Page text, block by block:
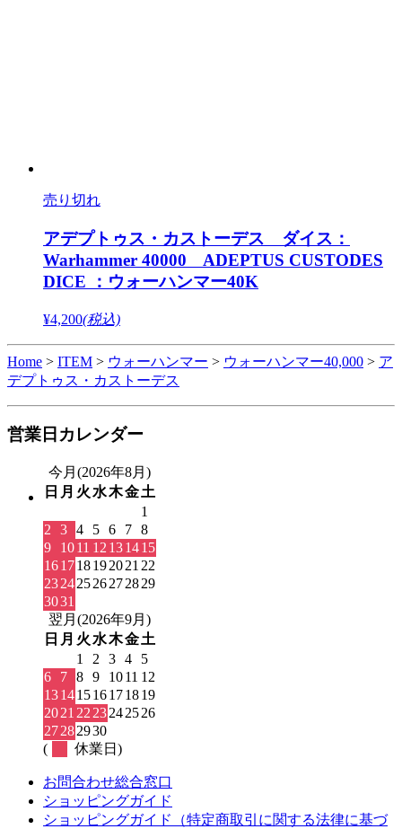
売り切れ
アデプトゥス・カストーデス ダイス：
Warhammer 40000 ADEPTUS CUSTODES
DICE ：ウォーハンマー40K
¥4,200(税込)
Home > ITEM > ウォーハンマー > ウォーハンマー40,000 > ア
デプトゥス・カストーデス
営業日カレンダー
今月(2026年8月)
日 月 火 水木金土
1
2
3 4 5 6 7 8
9
1011 12 131415
161718192021 22
23242526272829
3031
翌月(2026年9月)
日 月 火 水木金土
1
2 3 4
5
6
7 8 9 1011 12
13141516171819
2021 22 23242526
27282930
(
休業日)
お問合わせ総合窓口
ショッピングガイド
ショッピングガイド（特定商取引に関する法律に基づ